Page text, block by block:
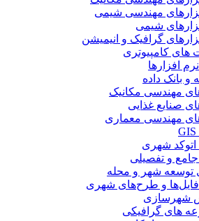
مهندسی شیمی
شیمی
گرافیک و انیمیشن
کامپیوتری
داده
مکانیک
غذایی
معماری
شهری
و تفصیلی
شهر و محله
و طرح‌های شهری
گرافیکی